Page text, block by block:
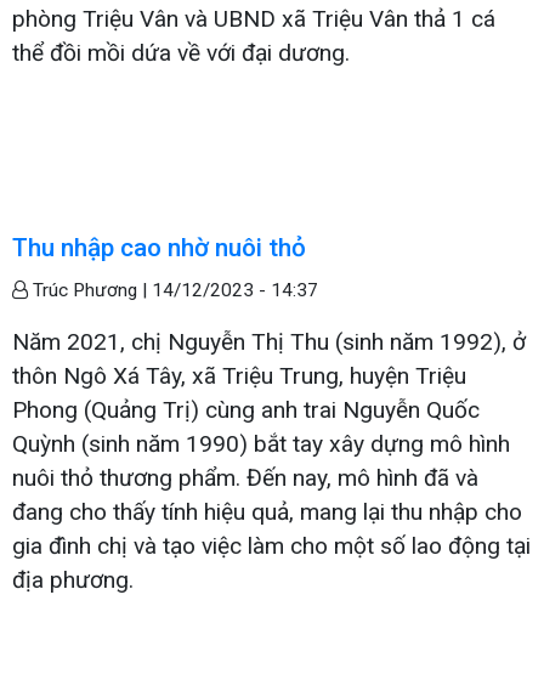
phòng Triệu Vân và UBND xã Triệu Vân thả 1 cá
thể đồi mồi dứa về với đại dương.
Thu nhập cao nhờ nuôi thỏ
Trúc Phương | 14/12/2023 - 14:37
Năm 2021, chị Nguyễn Thị Thu (sinh năm 1992), ở
thôn Ngô Xá Tây, xã Triệu Trung, huyện Triệu
Phong (Quảng Trị) cùng anh trai Nguyễn Quốc
Quỳnh (sinh năm 1990) bắt tay xây dựng mô hình
nuôi thỏ thương phẩm. Đến nay, mô hình đã và
đang cho thấy tính hiệu quả, mang lại thu nhập cho
gia đình chị và tạo việc làm cho một số lao động tại
địa phương.